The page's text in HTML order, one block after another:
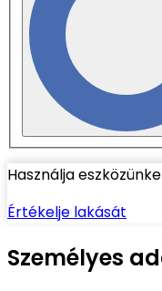
Használja
Értékelje lakását
Személyes